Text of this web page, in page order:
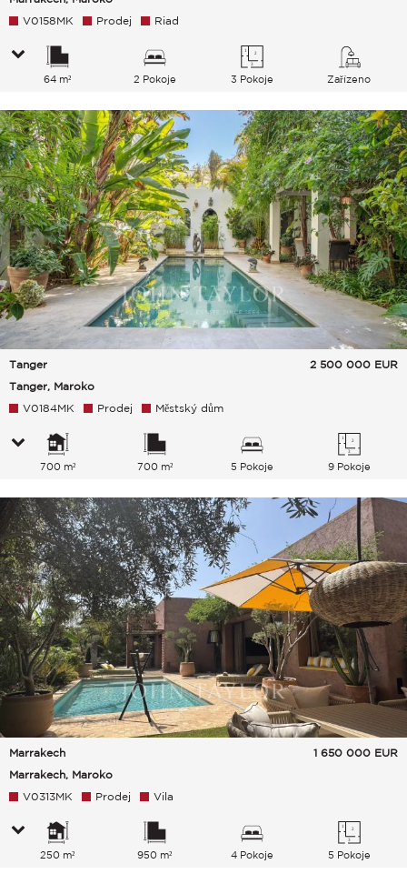
V0158MK Prodej Riad
64 m² 2 Pokoje 3 Pokoje Zařízeno
Tanger
Tanger, Maroko
2 500 000 EUR
V0184MK Prodej Městský dům
700 m² 700 m² 5 Pokoje 9 Pokoje
Marrakech
Marrakech, Maroko
1 650 000 EUR
V0313MK Prodej Vila
250 m² 950 m² 4 Pokoje 5 Pokoje